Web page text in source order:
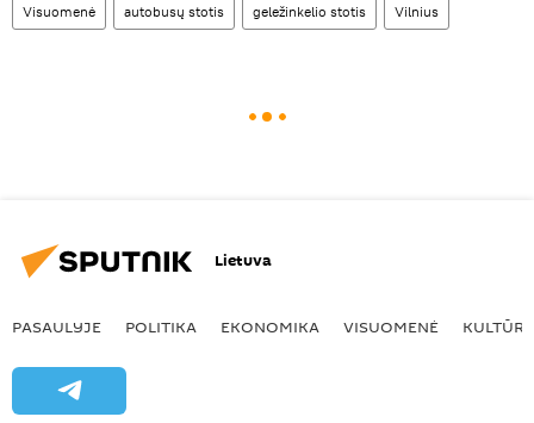
Visuomenė autobusų stotis geležinkelio stotis Vilnius
Lietuva
PASAULYJE POLITIKA EKONOMIKA VISUOMENĖ KULTŪRA